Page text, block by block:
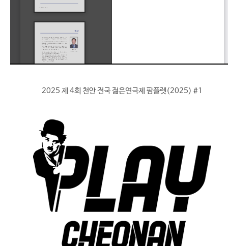
2025 제 4회 천안 전국 젊은연극제 팜플렛(2025) #1